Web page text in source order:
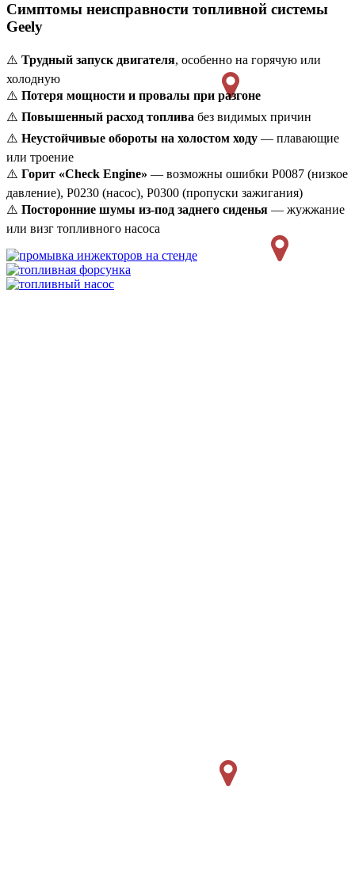
Симптомы неисправности топливной системы
Geely
⚠️ Трудный запуск двигателя, особенно на горячую или
холодную
⚠️ Потеря мощности и провалы при разгоне
⚠️ Повышенный расход топлива без видимых причин
⚠️ Неустойчивые обороты на холостом ходу — плавающие
или троение
⚠️ Горит «Check Engine» — возможны ошибки P0087 (низкое
давление), P0230 (насос), P0300 (пропуски зажигания)
⚠️ Посторонние шумы из-под заднего сиденья — жужжание
или визг топливного насоса